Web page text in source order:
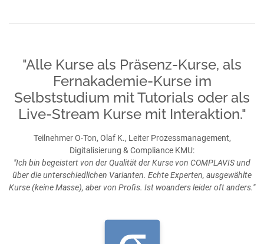
"Alle Kurse als Präsenz-Kurse, als
Fernakademie-Kurse im
Selbststudium mit Tutorials oder als
Live-Stream Kurse mit Interaktion."
Teilnehmer O-Ton, Olaf K., Leiter Prozessmanagement,
Digitalisierung & Compliance KMU:
"Ich bin begeistert von der Qualität der Kurse von COMPLAVIS und
über die unterschiedlichen Varianten. Echte Experten, ausgewählte
Kurse (keine Masse), aber von Profis. Ist woanders leider oft anders."